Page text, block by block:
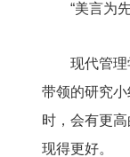
“美言为
现代管
带领的研究
时，会有更
现得更好。